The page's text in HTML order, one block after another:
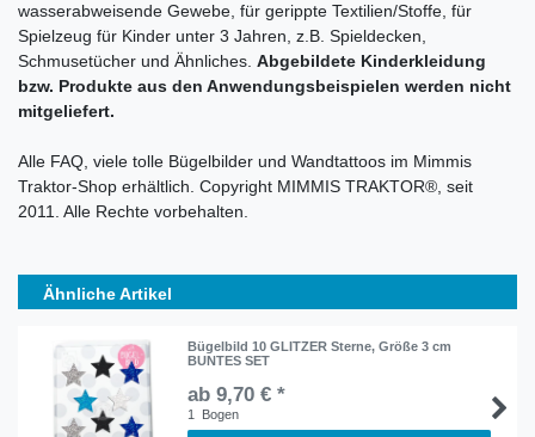
wasserabweisende Gewebe, für gerippte Textilien/Stoffe, für
Spielzeug für Kinder unter 3 Jahren, z.B. Spieldecken,
Schmusetücher und Ähnliches. Abgebildete Kinderkleidung
bzw. Produkte aus den Anwendungsbeispielen werden nicht
mitgeliefert.
Alle FAQ, viele tolle Bügelbilder und Wandtattoos im Mimmis
Traktor-Shop erhältlich. Copyright MIMMIS TRAKTOR®, seit
2011. Alle Rechte vorbehalten.
Ähnliche Artikel
Bügelbild 10 GLITZER Sterne, Größe 3 cm
BUNTES SET
ab 9,70 € *
1 Bogen